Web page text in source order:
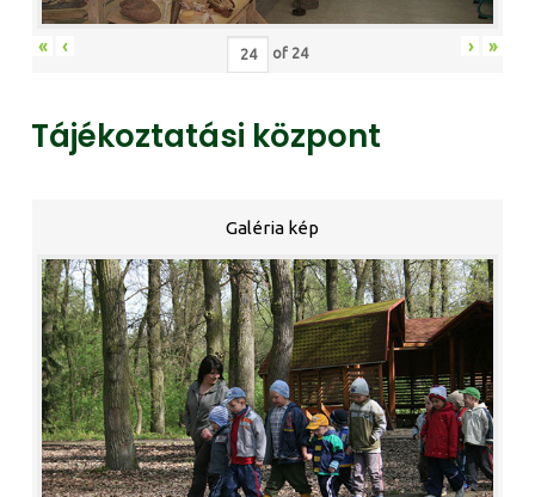
« ‹ of 24 › »
Tájékoztatási központ
Galéria kép